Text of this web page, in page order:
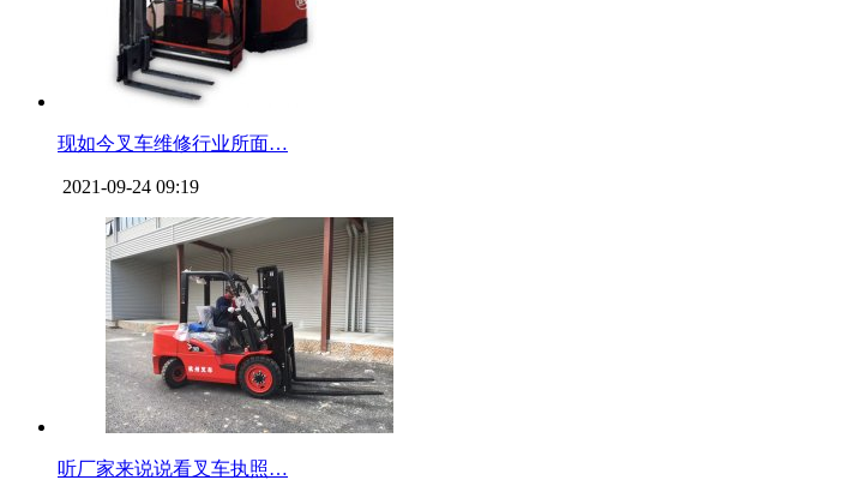
现如今叉车维修行业所面…
2021-09-24 09:19
听厂家来说说看叉车执照…